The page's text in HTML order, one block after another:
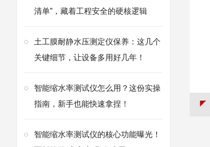
清单”，藏着工程安全的硬核逻辑
土工膜耐静水压测定仪保养：这几个
关键细节，让设备多用好几年！
智能缩水率测试仪怎么用？这份实操
指南，新手也能快速拿捏！
智能缩水率测试仪的核心功能曝光！